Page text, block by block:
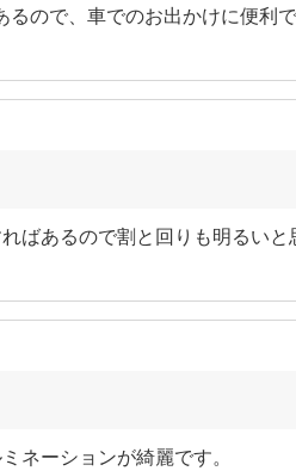
ので、車でのお出かけに便利で
ばあるので割と回りも明るいと
ネーションが綺麗です。